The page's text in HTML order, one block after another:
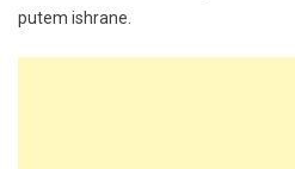
putem ishrane.